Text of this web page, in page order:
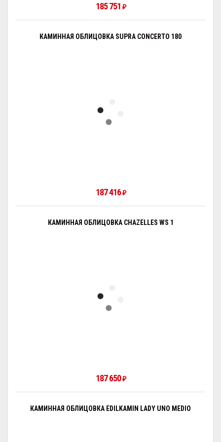
185 751 ₽
КАМИННАЯ ОБЛИЦОВКА SUPRA CONCERTO 180
187 416₽
КАМИННАЯ ОБЛИЦОВКА CHAZELLES WS 1
187 650₽
КАМИННАЯ ОБЛИЦОВКА EDILKAMIN LADY UNO MEDIO